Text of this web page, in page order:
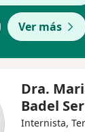
Ver más
Dra.
Badel
Internista,